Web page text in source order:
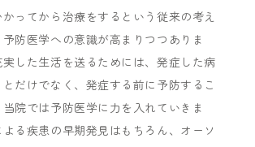
ってから治療をするという従来の考え
防医学への意識が高まりつつありま
した生活を送るためには、発症した病
だけでなく、発症する前に予防するこ
院では予防医学に力を入れていきま
る疾患の早期発見はもちろん、オーソ